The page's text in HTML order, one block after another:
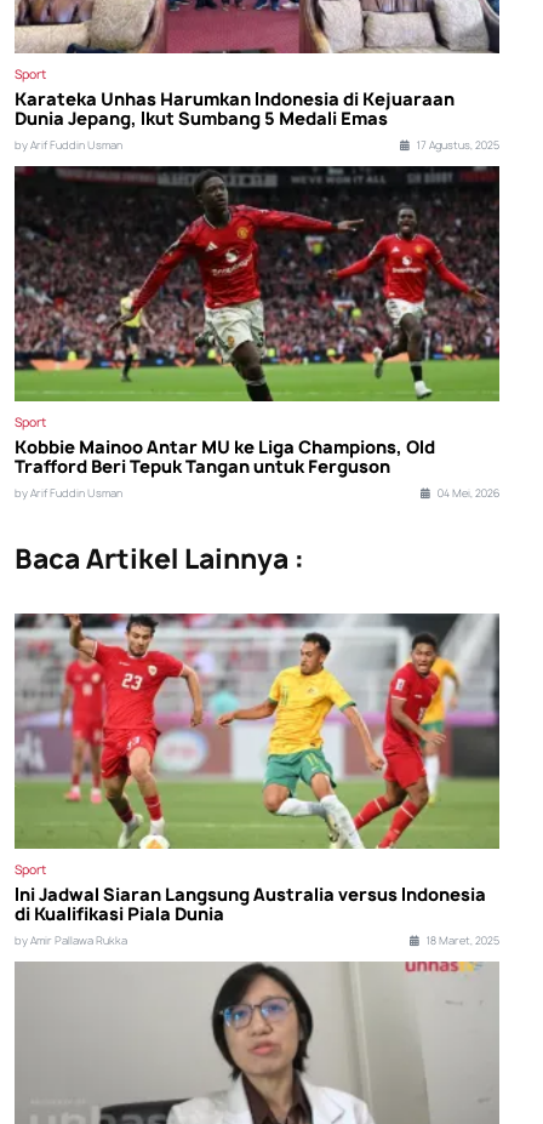
Sport
Karateka Unhas Harumkan Indonesia di Kejuaraan
Dunia Jepang, Ikut Sumbang 5 Medali Emas
by Arif Fuddin Usman 17 Agustus, 2025
Sport
Kobbie Mainoo Antar MU ke Liga Champions, Old
Trafford Beri Tepuk Tangan untuk Ferguson
by Arif Fuddin Usman 04 Mei, 2026
Baca Artikel Lainnya :
Sport
Ini Jadwal Siaran Langsung Australia versus Indonesia
di Kualifikasi Piala Dunia
by Amir Pallawa Rukka 18 Maret, 2025